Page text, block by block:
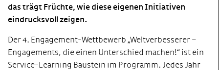
das trägt Früchte, wie diese eigenen Initiativen
eindrucksvoll zeigen.
Der 4. Engagement-Wettbewerb „Weltverbesserer –
Engagements, die einen Unterschied machen!“ ist ein
Service-Learning Baustein im Programm. Jedes Jahr